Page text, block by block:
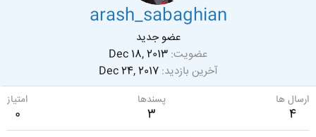
arash_sabaghian
عضو جدید
عضویت Dec 18, 2013
آخرین بازدید Dec 24, 2017
ارسال ها
4
پسندها
3
امتیاز
0